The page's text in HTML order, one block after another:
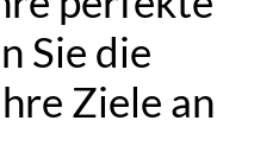
Sie die
Ziele an